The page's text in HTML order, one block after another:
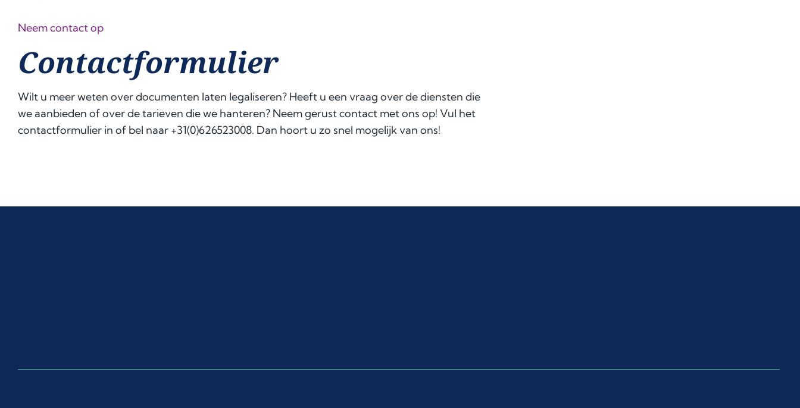
Neem contact op
Contactformulier
Wilt u meer weten over documenten laten legaliseren? Heeft u een vraag over de diensten die
we aanbieden of over de tarieven die we hanteren? Neem gerust contact met ons op! Vul het
contactformulier in of bel naar +31(0)626523008. Dan hoort u zo snel mogelijk van ons!